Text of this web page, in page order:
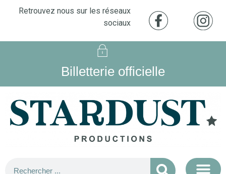
Retrouvez nous sur les réseaux
sociaux
Billetterie officielle